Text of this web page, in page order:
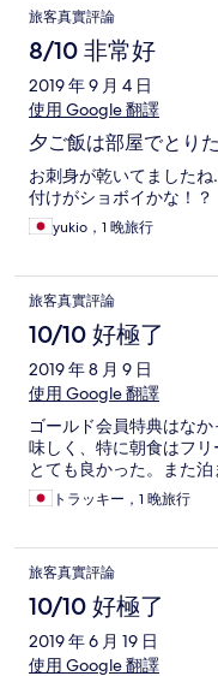
旅客真實評論
8/10 非常好
2019 年 9 月 4 日
使用 Google 翻譯
夕ご飯は部屋でとり
お刺身が乾いてました
付けがショボイかな！？
yukio，1 晚旅行
旅客真實評論
10/10 好極了
2019 年 8 月 9 日
使用 Google 翻譯
ゴールド会員特典はな
味しく、特に朝食はフリ
とても良かった。また泊
トラッキー，1 晚旅行
旅客真實評論
10/10 好極了
2019 年 6 月 19 日
使用 Google 翻譯